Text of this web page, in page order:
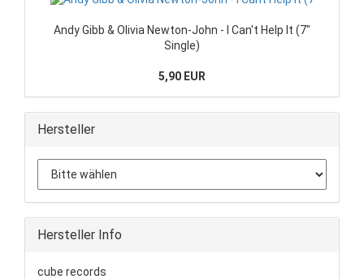
Andy Gibb & Olivia Newton-John - I Can't Help It (7"
Single)
5,90 EUR
Hersteller
Hersteller Info
cube records